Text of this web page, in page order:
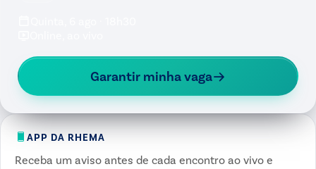
Garantir minha vaga
APP DA RHEMA
Receba um aviso antes de cada encontro ao vivo e